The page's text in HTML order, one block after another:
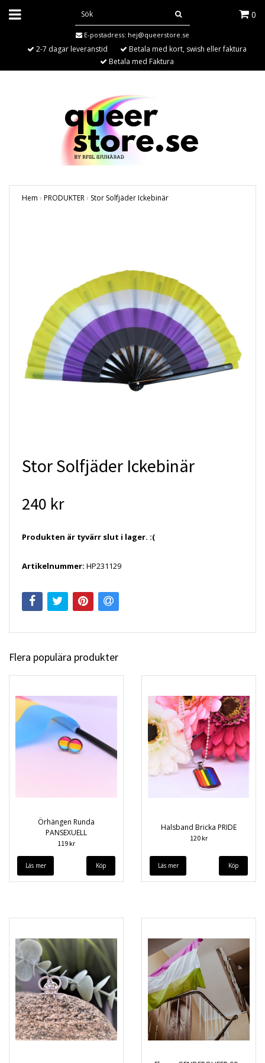
0
E-postadress: hej@queerstore.se
2-7 dagar leveranstid
Betala med kort, swish eller faktura
Betala med Faktura
Hem › PRODUKTER› Stor Solfjäder Ickebinär
Stor Solfjäder Ickebinär
240 kr
Produkten är tyvärr slut i lager. :(
Artikelnummer: HP231129
Flera populära produkter
Örhängen Runda
PANSEXUELL
119 kr
Läs mer
Halsband Bricka PRIDE
120 kr
Läs mer